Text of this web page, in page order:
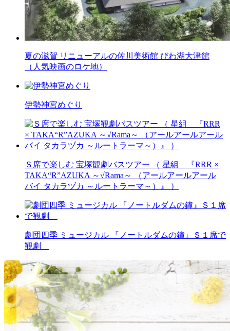
夏の滋賀 リニューアルの佐川美術館 びわ湖大津館
（人気映画のロケ地）
伊勢神宮めぐり
Ｓ席で楽しむ 宝塚観劇バスツアー （ 星組 『RRR ×
TAKA“R”AZUKA ～√Rama～ （アールアールアール
バイ タカラヅカ ～ルートラーマ～）』 ）
劇団四季 ミュージカル 『ノートルダムの鐘』Ｓ１席で
観劇